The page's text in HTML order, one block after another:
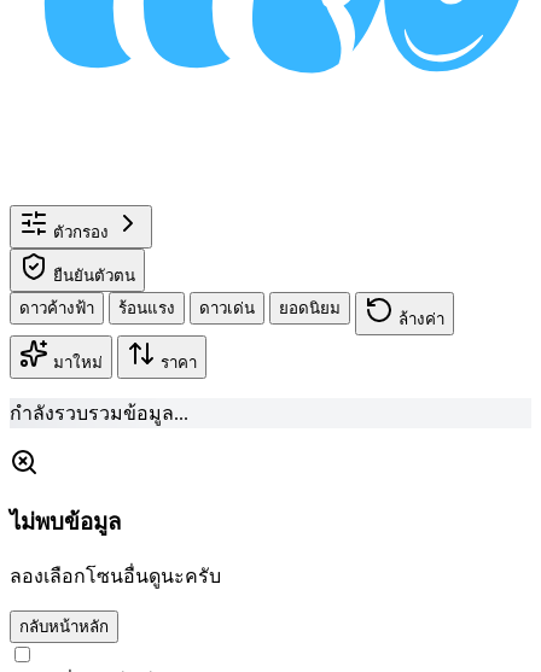
ตัวกรอง
ยืนยันตัวตน
ดาวค้างฟ้า
ร้อนแรง ดาวเด่น ยอดนิยม
ล้างค่า
มาใหม่ ราคา
กำลังรวบรวมข้อมูล...
ไม่พบข้อมูล
ลองเลือกโซนอื่นดูนะครับ
กลับหน้าหลัก